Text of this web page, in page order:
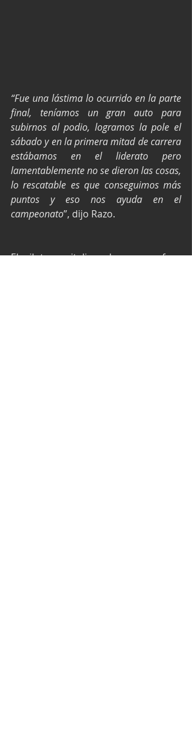
“Fue una lástima lo ocurrido en la parte
final, teníamos un gran auto para
subirnos al podio, logramos la pole el
sábado y en la primera mitad de carrera
estábamos en el liderato pero
lamentablemente no se dieron las cosas,
lo rescatable es que conseguimos más
puntos y eso nos ayuda en el
campeonato”, dijo Razo.
El piloto capitalino ahora se enfoca